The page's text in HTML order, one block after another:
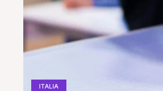
ITALIA